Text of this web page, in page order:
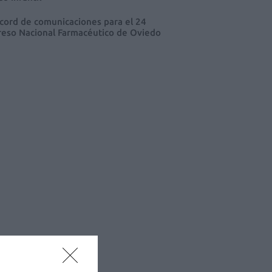
de comunicaciones para el 24
Nacional Farmacéutico de Oviedo